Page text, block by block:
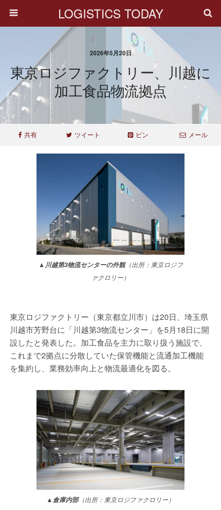
LOGISTICS TODAY
2026年5月20日
東京ロジファクトリー、川越に
加工食品物流拠点
共有 ツイート ピン メール
▲川越第3物流センターの外観（出所：東京ロジフ
ァクロリー）
東京ロジファクトリー（東京都立川市）は20日、埼玉県
川越市芳野台に「川越第3物流センター」を5月18日に開
設したと発表した。加工食品を主力に取り扱う施設で、
これまで2拠点に分散していた保管機能と流通加工機能
を集約し、業務効率向上と物流最適化を図る。
▲倉庫内部（出所：東京ロジファクロリー）